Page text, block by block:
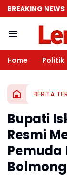
BREAKING NEWS
Memukau Aina
Home Politik
BERITA
Bupati
Resmi